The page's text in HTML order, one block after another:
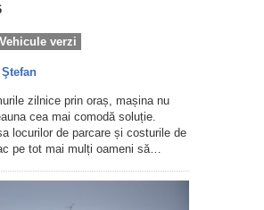
Vehicule verzi
zilnice prin oraș, mașina nu
cea mai comodă soluție.
locurilor de parcare și costurile de
pe tot mai mulți oameni să…